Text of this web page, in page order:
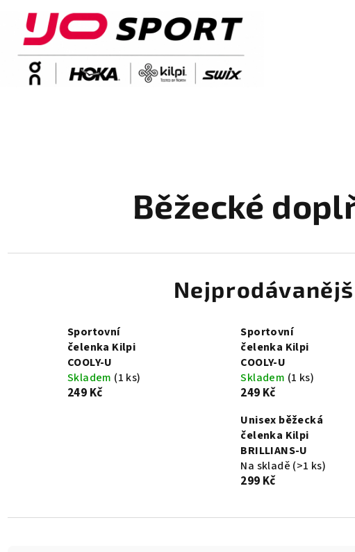
Běžecké
Sportovní
čelenka Kilpi
COOLY-U
Skladem (1 ks)
249 Kč
Sportovní
čelenka Kilpi
COOLY-U
Skladem (1 ks)
249 Kč
Unisex běžecká
čelenka Kilpi
BRILLIANS-U
Na skladě (>1 ks)
299 Kč